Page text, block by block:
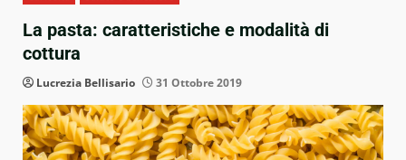
La pasta: caratteristiche e modalità di
cottura
Lucrezia Bellisario 31 Ottobre 2019